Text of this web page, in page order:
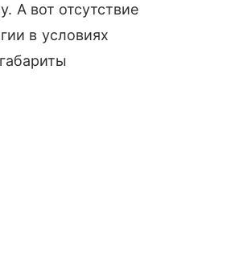
А вот отсутствие
в условиях